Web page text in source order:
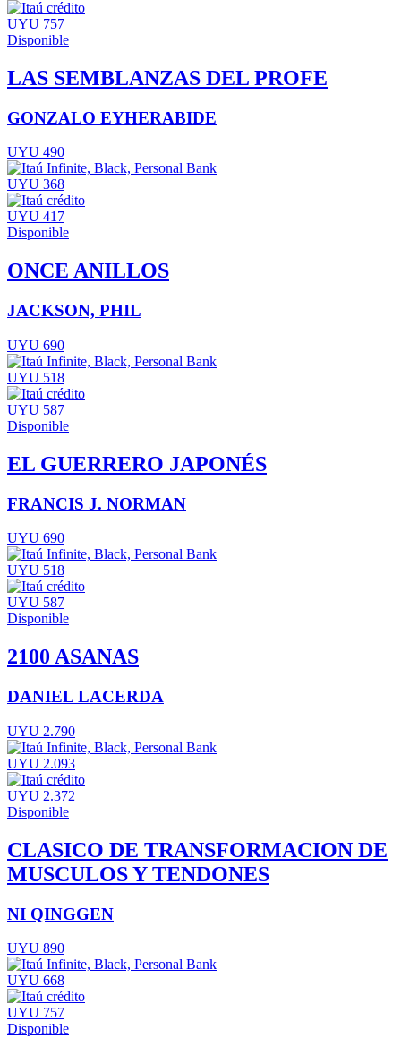
UYU 757
Disponible
LAS SEMBLANZAS DEL PROFE
GONZALO EYHERABIDE
UYU 490
UYU 368
UYU 417
Disponible
ONCE ANILLOS
JACKSON, PHIL
UYU 690
UYU 518
UYU 587
Disponible
EL GUERRERO JAPONÉS
FRANCIS J. NORMAN
UYU 690
UYU 518
UYU 587
Disponible
2100 ASANAS
DANIEL LACERDA
UYU 2.790
UYU 2.093
UYU 2.372
Disponible
CLASICO DE TRANSFORMACION DE
MUSCULOS Y TENDONES
NI QINGGEN
UYU 890
UYU 668
UYU 757
Disponible